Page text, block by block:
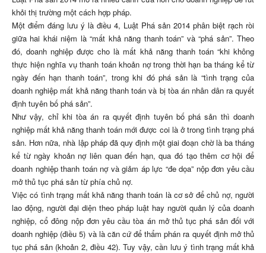
khỏi thị trường một cách hợp pháp.
Một điểm đáng lưu ý là điều 4, Luật Phá sản 2014 phân biệt rạch ròi
giữa hai khái niệm là “mất khả năng thanh toán” và “phá sản”. Theo
đó, doanh nghiệp được cho là mất khả năng thanh toán “khi không
thực hiện nghĩa vụ thanh toán khoản nợ trong thời hạn ba tháng kể từ
ngày đến hạn thanh toán”, trong khi đó phá sản là “tình trạng của
doanh nghiệp mất khả năng thanh toán và bị tòa án nhân dân ra quyết
định tuyên bố phá sản”.
Như vậy, chỉ khi tòa án ra quyết định tuyên bố phá sản thì doanh
nghiệp mất khả năng thanh toán mới được coi là ở trong tình trạng phá
sản. Hơn nữa, nhà lập pháp đã quy định một giai đoạn chờ là ba tháng
kể từ ngày khoản nợ liên quan đến hạn, qua đó tạo thêm cơ hội để
doanh nghiệp thanh toán nợ và giảm áp lực “đe dọa” nộp đơn yêu cầu
mở thủ tục phá sản từ phía chủ nợ.
Việc có tình trạng mất khả năng thanh toán là cơ sở để chủ nợ, người
lao động, người đại diện theo pháp luật hay người quản lý của doanh
nghiệp, cổ đông nộp đơn yêu cầu tòa án mở thủ tục phá sản đối với
doanh nghiệp (điều 5) và là căn cứ để thẩm phán ra quyết định mở thủ
tục phá sản (khoản 2, điều 42). Tuy vậy, cần lưu ý tình trạng mất khả